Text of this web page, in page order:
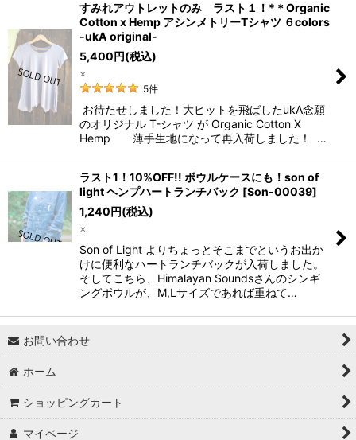
すみれアウトレットのみ ラスト１！*＊Organic
Cotton x Hemp アシンメトリーTシャツ ６colors
-ukA original-
5,400円(税込)
×
5件
お待たせしました！大ヒットを飛ばしたukA念願
のオリジナル T-シャツ が Organic Cotton X
Hemp 薄手生地になって再入荷しました！ …
ラスト1！10%OFF!! ボウルケースにも！son of
light ヘンプハートランチバック [Son-00039]
1,240円(税込)
×
Son of Light よりちょっとそこまでというお出か
けに便利なハートランチバックが入荷しました。
そしてこちら、Himalayan Soundsさんのシンギ
ングボウルが、M,Lサイズであれば重ねて…
お問い合わせ
ホーム
ショッピングカート
マイページ